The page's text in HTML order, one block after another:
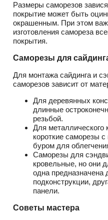
Размеры саморезов
покрытие может быть
окрашенным. При этом
изготовления самореза
покрытия.
Саморезы для
Для монтажа сайдинга и
саморезов зависит от
Для деревянных
длинные
резьбой.
Для металлического
короткие саморезы
буром для
Саморезы для
кровельные, но они
одна предназначена
подконструкции,
панели.
Советы мастера